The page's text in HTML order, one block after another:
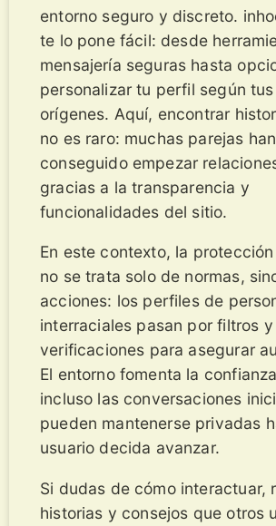
entorno seguro y discreto.
te lo pone fácil: desde
mensajería seguras hasta
personalizar tu perfil según
orígenes. Aquí, encontrar
no es raro: muchas parejas han
conseguido empezar
gracias a la transparencia y
funcionalidades del sitio.
En este contexto, la
no se trata solo de normas,
acciones: los perfiles de
interraciales pasan por filtros y
verificaciones para asegurar
El entorno fomenta la
incluso las conversaciones
pueden mantenerse privadas
usuario decida avanzar.
Si dudas de cómo interactuar,
historias y consejos que otros